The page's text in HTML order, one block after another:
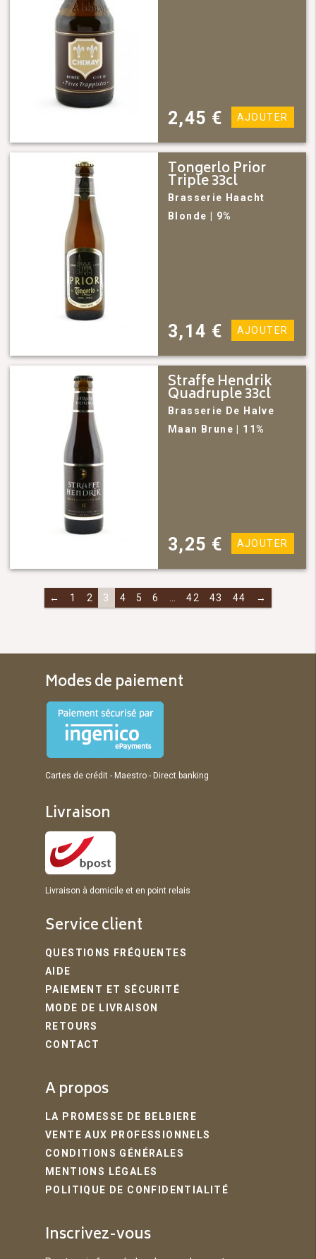
2,45 € AJOUTER
Tongerlo Prior
Triple 33cl
Brasserie Haacht
Blonde
| 9%
3,14 € AJOUTER
Straffe Hendrik
Quadruple 33cl
Brasserie De Halve
Maan
Brune | 11%
3,25 € AJOUTER
← 1 2 3 4 5 6 42 43 44 →
Modes de paiement
Cartes de crédit - Maestro - Direct banking
Livraison
Livraison à domicile et en point relais
Service client
QUESTIONS FRÉQUENTES
AIDE
PAIEMENT ET SÉCURITÉ
MODE DE LIVRAISON
RETOURS
CONTACT
A propos
LA PROMESSE DE BELBIERE
VENTE AUX PROFESSIONNELS
CONDITIONS GÉNÉRALES
MENTIONS LÉGALES
POLITIQUE DE CONFIDENTIALITÉ
Inscrivez-vous